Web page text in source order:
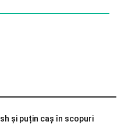
și puțin caș în scopuri